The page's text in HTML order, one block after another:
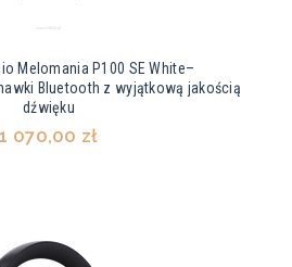
Melomania P100 SE White–
Bluetooth z wyjątkową jakością
dźwięku
1 070,00 zł